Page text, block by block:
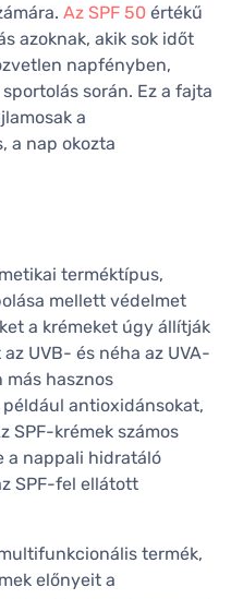
Az SPF 50 értékű
azoknak, akik sok időt
napfényben,
során. Ez a fajta
a
a nap okozta
terméktípus,
mellett védelmet
a krémeket úgy állítják
UVB- és néha az UVA-
más hasznos
antioxidánsokat,
SPF-krémek számos
a nappali hidratáló
SPF-fel ellátott
termék,
előnyeit a